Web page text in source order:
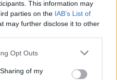
This information may
parties on the IAB’s List of
may further disclose it to other
app uses one or more Google
behaviour. You may click to
Opt Outs
of my